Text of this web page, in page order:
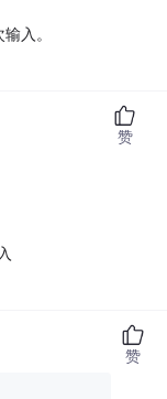
入。
赞
赞